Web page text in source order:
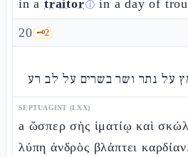
in a traitorⓘ in a day of
20 🗝️2
על נתר ושר בשרים על לב רע
SEPTUAGINT (LXX)
a ὥσπερ σὴς ἱματίῳ καὶ
λύπη ἀνδρὸς βλάπτει